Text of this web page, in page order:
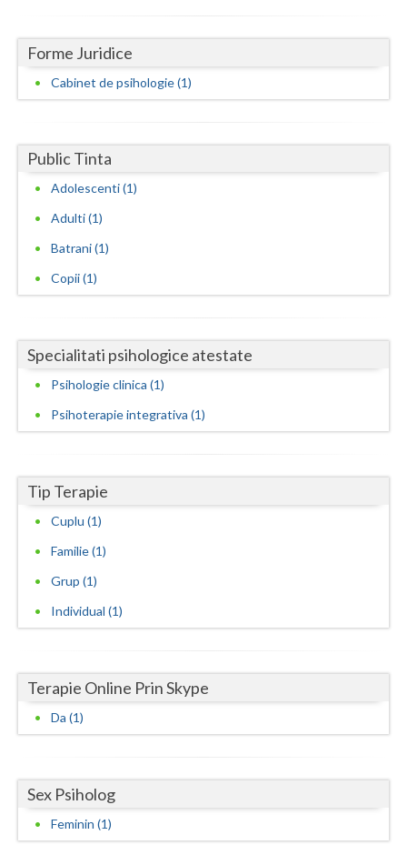
Harghita
Hunedoara
Iasi
Mehedinti
Neamt
Olt
Prahova
Satu-Mare
Sibiu
Tulcea
Valcea
Vrancea
Forme Juridice
Cabinet de psihologie (1)
Public Tinta
Adolescenti (1)
Adulti (1)
Batrani (1)
Copii (1)
Specialitati psihologice atestate
Psihologie clinica (1)
Psihoterapie integrativa (1)
Tip Terapie
Cuplu (1)
Familie (1)
Grup (1)
Individual (1)
Terapie Online Prin Skype
Da (1)
Sex Psiholog
Feminin (1)